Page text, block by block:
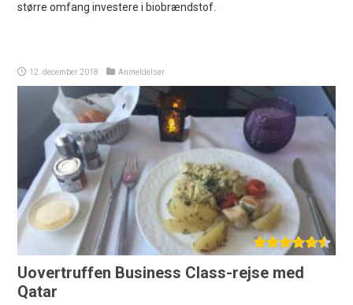
større omfang investere i biobrændstof.
12. december 2018 Anmeldelser
Uovertruffen Business Class-rejse med
Qatar